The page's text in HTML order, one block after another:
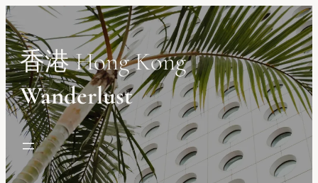
Skip
to
content
香港 Hong Kong
Wanderlust